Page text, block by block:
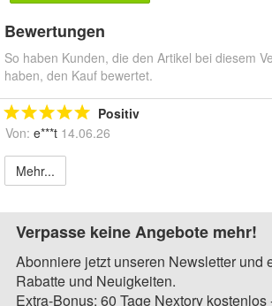
Bewertungen
So haben Kunden, die den Artikel bei diesem
haben, den Kauf bewertet.
Positiv
Von: e***t 14.06.26
Mehr...
Verpasse keine Angebote mehr!
Abonniere jetzt unseren Newsletter und
Rabatte und Neuigkeiten.
Extra-Bonus: 60 Tage Nextory